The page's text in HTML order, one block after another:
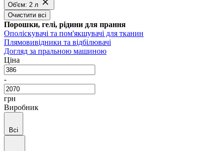
Об'єм: 2 л
Очистити всі
Порошки, гелі, рідини для прання
Ополіскувачі та пом'якшувачі для тканин
Плямовивідники та відбілювачі
Догляд за пральною машиною
Ціна
-
грн
Виробник
Всі